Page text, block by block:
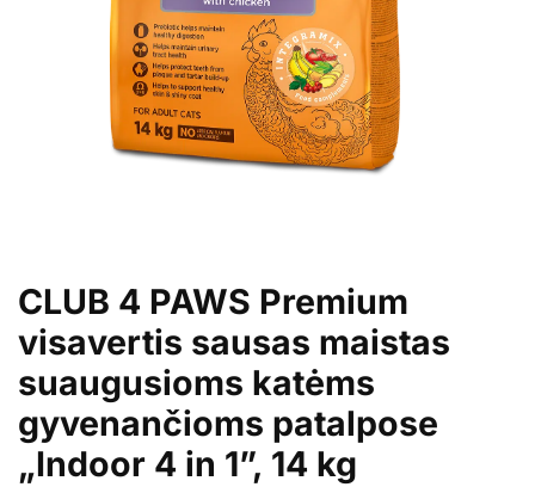
CLUB 4 PAWS Premium
visavertis sausas maistas
suaugusioms katėms
gyvenančioms patalpose
„Indoor 4 in 1”, 14 kg